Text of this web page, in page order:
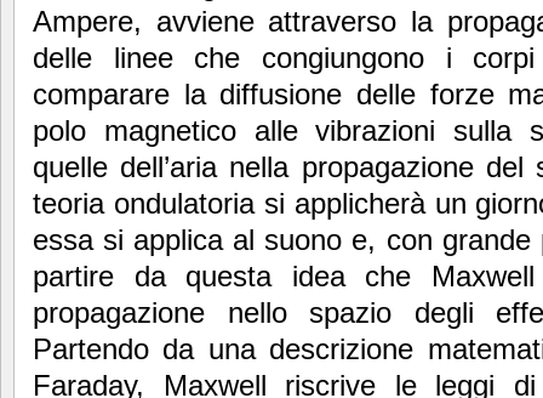
Ampere, avviene attraverso la
delle linee che congiungono i
comparare la diffusione delle forze
polo magnetico alle vibrazioni sulla
quelle dell’aria nella propagazione
teoria ondulatoria si applicherà un
essa si applica al suono e, con grande
partire da questa idea che
propagazione nello spazio degli
Partendo da una descrizione
Faraday, Maxwell riscrive le leggi